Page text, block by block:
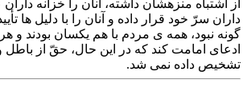
اشتباه منزهشان داشته، آنان را خزانه داران
سرّ خود قرار داده و آنان را با دلیل ها
نبود، همه ی مردم با هم یکسان بودند و
امامت کند که در این حال، حقّ از باطل و
داده نمی شد.